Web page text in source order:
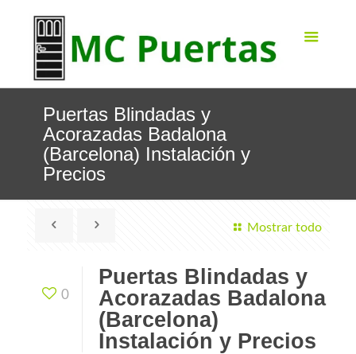
Puertas Blindadas y
Acorazadas Badalona
(Barcelona) Instalación y
Precios
Mostrar todo
0
Puertas Blindadas y
Acorazadas Badalona
(Barcelona)
Instalación y Precios